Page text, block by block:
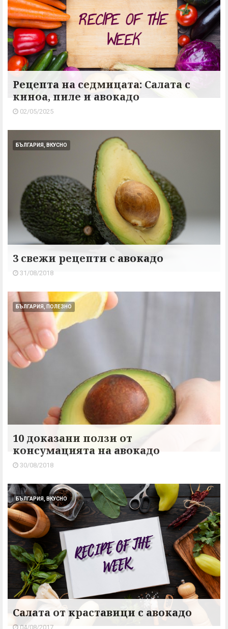
Рецепта на седмицата: Салата с
киноа, пиле и авокадо
02/05/2025
БЪЛГАРИЯ, ВКУСНО
3 свежи рецепти с авокадо
31/08/2018
БЪЛГАРИЯ, ПОЛЕЗНО
10 доказани ползи от
консумацията на авокадо
30/08/2018
БЪЛГАРИЯ, ВКУСНО
Салата от краставици с авокадо
04/08/2017